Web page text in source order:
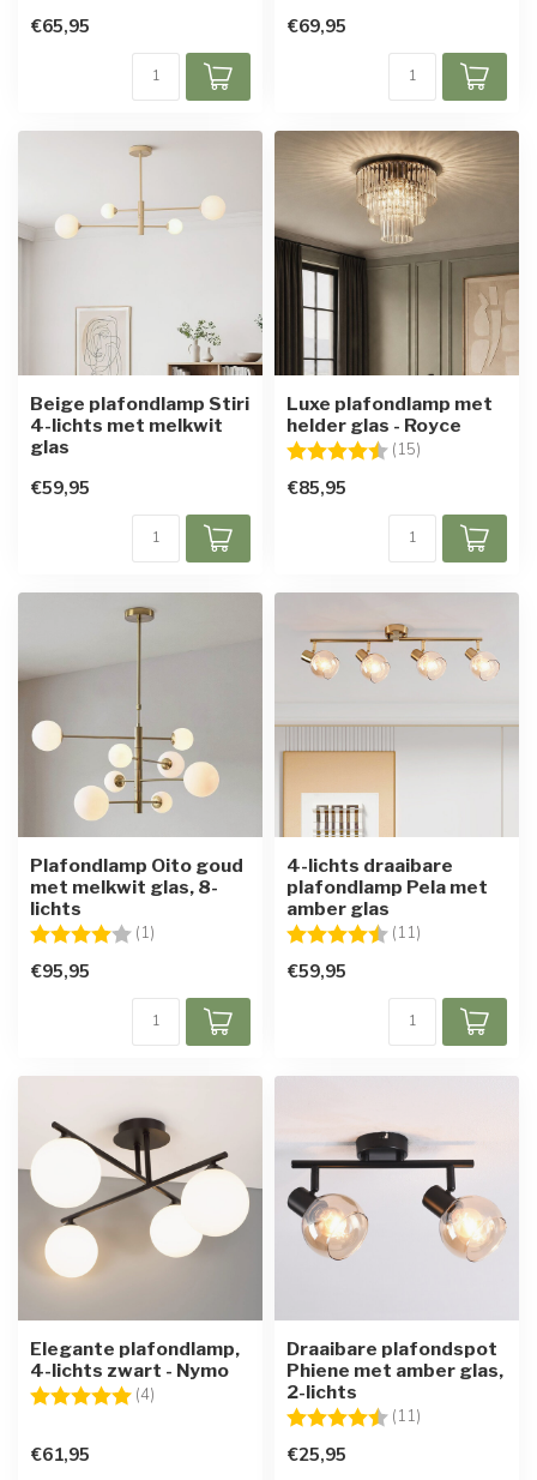
€65,95 €69,95
Beige plafondlamp Stiri
4-lichts met melkwit
glas
€59,95
Luxe plafondlamp met
helder glas - Royce
Beoordeling: (15)
€85,95
Plafondlamp Oito goud
met melkwit glas, 8-
lichts
Beoordeling: (1)
€95,95
4-lichts draaibare
plafondlamp Pela met
amber glas
Beoordeling: (11)
€59,95
Elegante plafondlamp,
4-lichts zwart - Nymo
Beoordeling: (4)
€61,95
Draaibare plafondspot
Phiene met amber glas,
2-lichts
Beoordeling: (11)
€25,95